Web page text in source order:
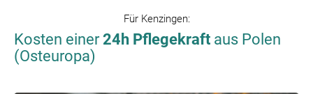
Für Kenzingen:
Kosten einer24h Pflegekraft aus Polen
(Osteuropa)